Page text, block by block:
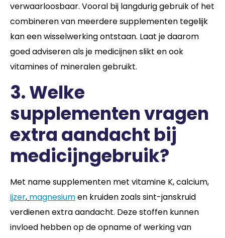
verwaarloosbaar. Vooral bij langdurig gebruik of het
combineren van meerdere supplementen tegelijk
kan een wisselwerking ontstaan. Laat je daarom
goed adviseren als je medicijnen slikt en ook
vitamines of mineralen gebruikt.
3. Welke
supplementen vragen
extra aandacht bij
medicijngebruik?
Met name supplementen met vitamine K, calcium,
ijzer, magnesiumen kruiden zoals sint-janskruid
verdienen extra aandacht. Deze stoffen kunnen
invloed hebben op de opname of werking van